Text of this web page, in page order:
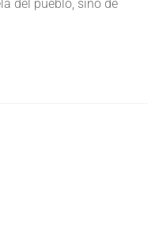
del pueblo, sino de